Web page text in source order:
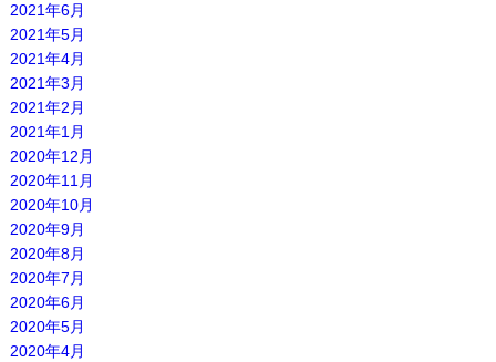
2021年6月
2021年5月
2021年4月
2021年3月
2021年2月
2021年1月
2020年12月
2020年11月
2020年10月
2020年9月
2020年8月
2020年7月
2020年6月
2020年5月
2020年4月